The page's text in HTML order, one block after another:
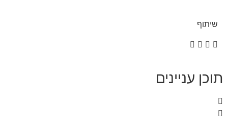
שיתוף
תוכן עניינים